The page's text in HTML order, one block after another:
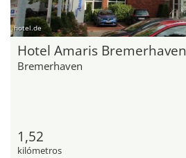
hotel.de
Hotel Amaris Bremerhaven
Bremerhaven
1,52
kilómetros